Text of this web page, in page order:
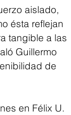
aislado,
ésta reflejan
tangible a las
Guillermo
de
en Félix U.